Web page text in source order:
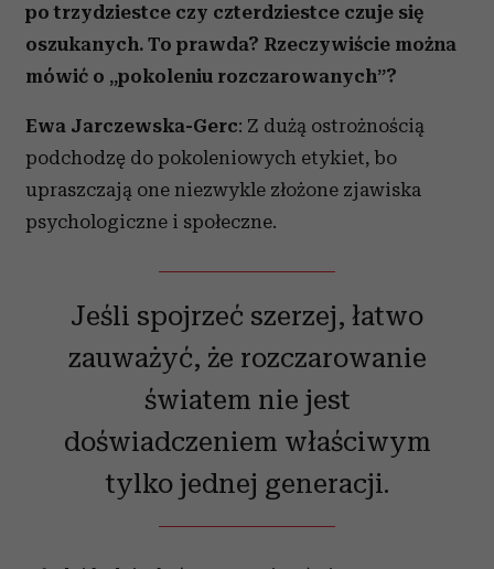
po trzydziestce czy czterdziestce czuje się
oszukanych. To prawda? Rzeczywiście można
mówić o „pokoleniu rozczarowanych”?
Ewa Jarczewska-Gerc: Z dużą ostrożnością
podchodzę do pokoleniowych etykiet, bo
upraszczają one niezwykle złożone zjawiska
psychologiczne i społeczne.
Jeśli spojrzeć szerzej, łatwo
zauważyć, że rozczarowanie
światem nie jest
doświadczeniem właściwym
tylko jednej generacji.